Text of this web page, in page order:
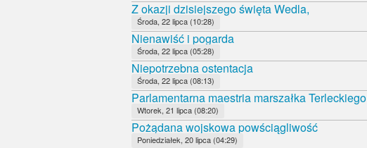
Z okazji dzisiejszego święta Wedla,
Środa, 22 lipca (10:28)
Nienawiść i pogarda
Środa, 22 lipca (05:28)
Niepotrzebna ostentacja
Środa, 22 lipca (08:13)
Parlamentarna maestria marszałka Terleckiego
Wtorek, 21 lipca (08:20)
Pożądana wojskowa powściągliwość
Poniedziałek, 20 lipca (04:29)